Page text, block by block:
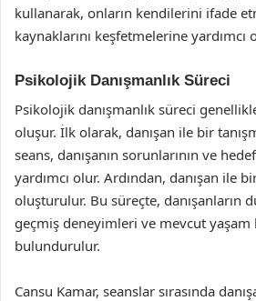
kullanarak, onların kendilerini ifade
kaynaklarını keşfetmelerine yardımcı
Psikolojik Danışmanlık Süreci
Psikolojik danışmanlık süreci
oluşur. İlk olarak, danışan ile bir
seans, danışanın sorunlarının ve
yardımcı olur. Ardından, danışan ile
oluşturulur. Bu süreçte, danışanların
geçmiş deneyimleri ve mevcut yaşam
bulundurulur.
Cansu Kamar, seanslar sırasında